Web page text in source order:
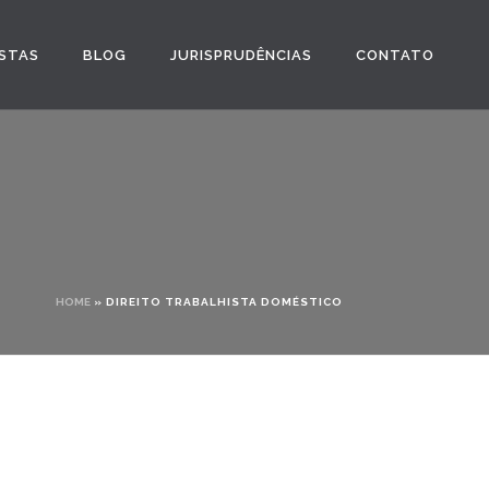
BLOG JURISPRUDÊNCIAS CONTATO
HOME » DIREITO TRABALHISTA DOMÉSTICO